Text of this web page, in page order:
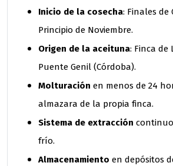
Inicio de la cosecha: Finales
Principio de Noviembre.
Origen de la aceituna: Finca de
Puente Genil (Córdoba).
Molturación en menos de 24
almazara de la propia finca.
Sistema de extracción
frío.
Almacenamiento en depósitos